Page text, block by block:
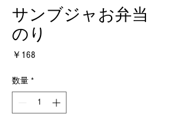
サンブジャお弁当
のり
￥168
数量 *